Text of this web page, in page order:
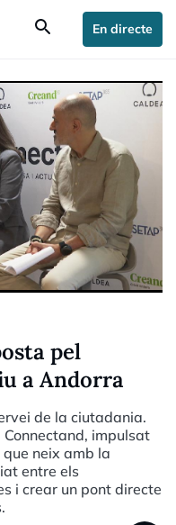
search En directe
pel
a Andorra
de la ciutadania.
impulsat
neix amb la
entre els
i crear un pont directe